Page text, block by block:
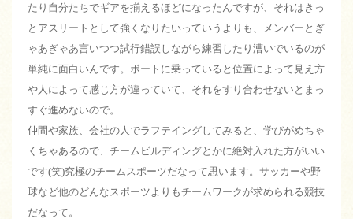
たり自分たちでギアを揃えるほどになったんですが、それはきっ
とアスリートとして強くなりたいっていうよりも、メンバーとぎ
ゃあぎゃあ言いつつ試行錯誤しながら練習したり漕いでいるのが
単純に面白いんです。ボートに乗っていると位置によって見え方
や人によって感じ方が違っていて、それをすり合わせないとまっ
すぐ進めないので。
仲間や家族、会社の人でラフテイングしてみると、学びがめちゃ
くちゃあるので、チームビルディングとかに絶対入れた方がいい
です(笑)究極のチームスポーツだなって思います。サッカーや野
球など他のどんなスポーツよりもチームワークが求められる競技
だなって。